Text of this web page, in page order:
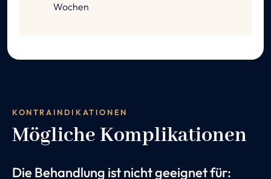
Wochen
KONTRAINDIKATIONEN
Mögliche Komplikationen
Die Behandlung ist nicht geeignet für: